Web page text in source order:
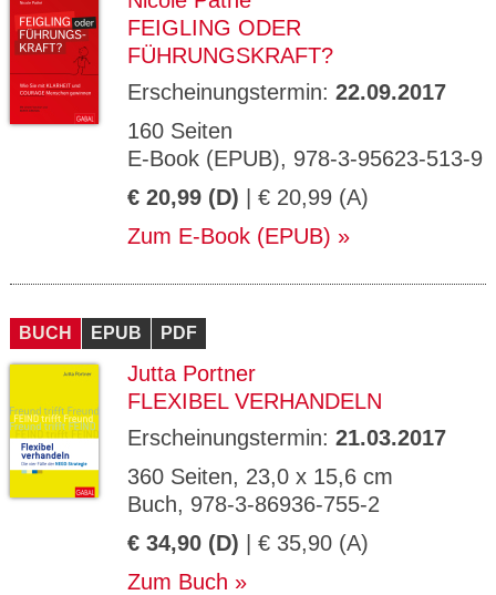
FEIGLING ODER
FÜHRUNGSKRAFT?
Erscheinungstermin: 22.09.2017
160 Seiten
E-Book (EPUB), 978-3-95623-513-9
€ 20,99 (D) | € 20,99 (A)
Zum E-Book (EPUB)
BUCH EPUB PDF
Jutta Portner
FLEXIBEL VERHANDELN
Erscheinungstermin: 21.03.2017
360 Seiten, 23,0 x 15,6 cm
Buch, 978-3-86936-755-2
€ 34,90 (D) | € 35,90 (A)
Zum Buch